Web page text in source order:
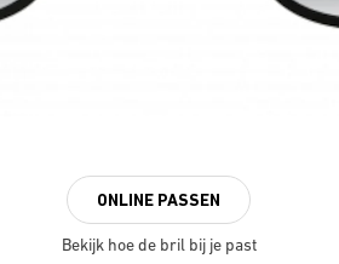
ONLINE PASSEN
Bekijk hoe de bril bij je past